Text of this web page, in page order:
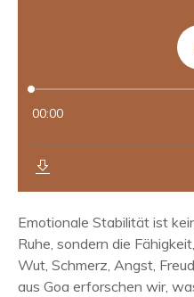
Emotionale Stabilität ist
Ruhe, sondern die
Wut, Schmerz, Angst,
aus Goa erforschen wir,